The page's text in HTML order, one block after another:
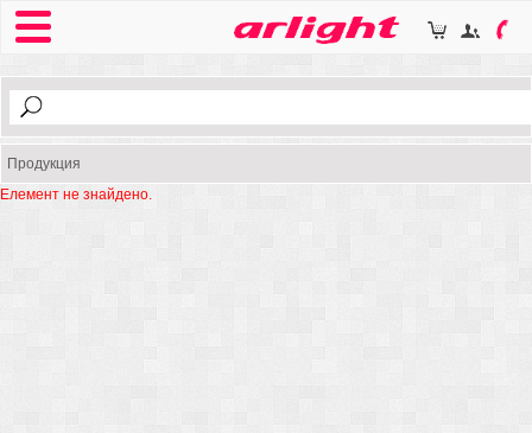
Продукция
Елемент не знайдено.